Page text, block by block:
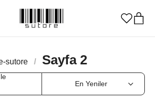
sutore / Sayfa 2